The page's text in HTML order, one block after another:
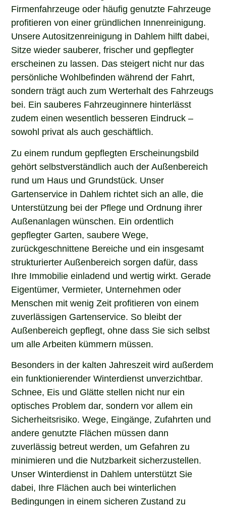
Firmenfahrzeuge oder häufig genutzte Fahrzeuge
profitieren von einer gründlichen Innenreinigung.
Unsere Autositzenreinigung in Dahlem hilft dabei,
Sitze wieder sauberer, frischer und gepflegter
erscheinen zu lassen. Das steigert nicht nur das
persönliche Wohlbefinden während der Fahrt,
sondern trägt auch zum Werterhalt des Fahrzeugs
bei. Ein sauberes Fahrzeuginnere hinterlässt
zudem einen wesentlich besseren Eindruck –
sowohl privat als auch geschäftlich.
Zu einem rundum gepflegten Erscheinungsbild
gehört selbstverständlich auch der Außenbereich
rund um Haus und Grundstück. Unser
Gartenservice in Dahlem richtet sich an alle, die
Unterstützung bei der Pflege und Ordnung ihrer
Außenanlagen wünschen. Ein ordentlich
gepflegter Garten, saubere Wege,
zurückgeschnittene Bereiche und ein insgesamt
strukturierter Außenbereich sorgen dafür, dass
Ihre Immobilie einladend und wertig wirkt. Gerade
Eigentümer, Vermieter, Unternehmen oder
Menschen mit wenig Zeit profitieren von einem
zuverlässigen Gartenservice. So bleibt der
Außenbereich gepflegt, ohne dass Sie sich selbst
um alle Arbeiten kümmern müssen.
Besonders in der kalten Jahreszeit wird außerdem
ein funktionierender Winterdienst unverzichtbar.
Schnee, Eis und Glätte stellen nicht nur ein
optisches Problem dar, sondern vor allem ein
Sicherheitsrisiko. Wege, Eingänge, Zufahrten und
andere genutzte Flächen müssen dann
zuverlässig betreut werden, um Gefahren zu
minimieren und die Nutzbarkeit sicherzustellen.
Unser Winterdienst in Dahlem unterstützt Sie
dabei, Ihre Flächen auch bei winterlichen
Bedingungen in einem sicheren Zustand zu